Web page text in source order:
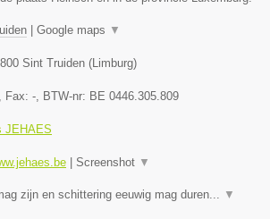
| Google maps ▼
Sint Truiden (Limburg)
, Fax: - , BTW-nr: BE 0446.305.809
JEHAES
| Screenshot ▼
zijn en schittering eeuwig mag duren... ▼